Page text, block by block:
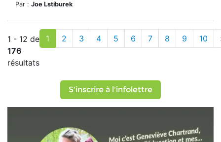
Par : Joe Lstiburek
1 - 12 de
176
résultats
1 2 3 4 5 6 7 8 9 10
S'inscrire à l'infolettre